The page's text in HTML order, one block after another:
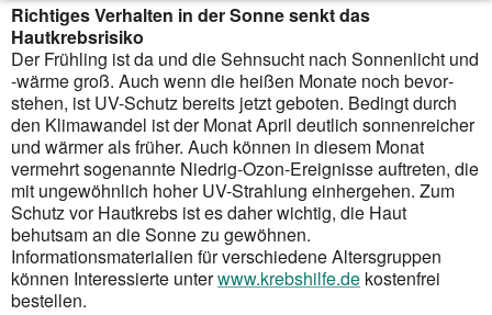
Richtiges Verhalten in der Sonne senkt das
Hautkrebsrisiko
Der Frühling ist da und die Sehnsucht nach Sonnenlicht und
-wärme groß. Auch wenn die heißen Monate noch bevor­
stehen, ist UV-Schutz bereits jetzt geboten. Bedingt durch
den Klima­wandel ist der Monat April deutlich sonnen­reicher
und wärmer als früher. Auch können in diesem Monat
vermehrt sogenannte Niedrig-Ozon-Ereig­nisse auftreten, die
mit ungewöhnlich hoher UV-Strahlung einhergehen. Zum
Schutz vor Haut­krebs ist es daher wichtig, die Haut
behutsam an die Sonne zu gewöhnen.
Informationsmaterialien für verschiedene Altersgruppen
können Interessierte unterwww.krebshilfe.de kostenfrei
bestellen.